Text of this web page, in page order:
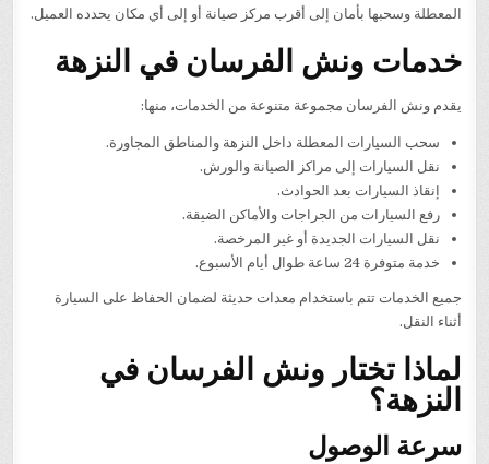
المعطلة وسحبها بأمان إلى أقرب مركز صيانة أو إلى أي مكان يحدده العميل.
خدمات ونش الفرسان في النزهة
يقدم ونش الفرسان مجموعة متنوعة من الخدمات، منها:
سحب السيارات المعطلة داخل النزهة والمناطق المجاورة.
نقل السيارات إلى مراكز الصيانة والورش.
إنقاذ السيارات بعد الحوادث.
رفع السيارات من الجراجات والأماكن الضيقة.
نقل السيارات الجديدة أو غير المرخصة.
خدمة متوفرة 24 ساعة طوال أيام الأسبوع.
جميع الخدمات تتم باستخدام معدات حديثة لضمان الحفاظ على السيارة
أثناء النقل.
لماذا تختار ونش الفرسان في
النزهة؟
سرعة الوصول